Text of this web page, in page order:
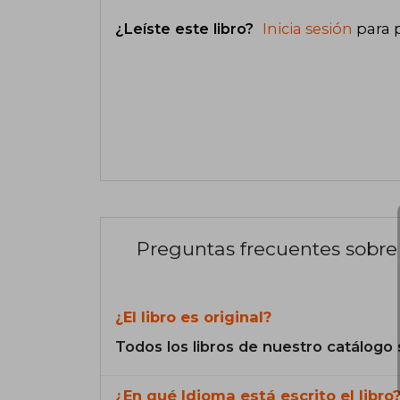
¿Leíste este libro? Inicia sesión para
Preguntas frecuentes
¿El libro es original?
Todos los libros de nuestro catálogo
¿En qué Idioma está escrito el libro?